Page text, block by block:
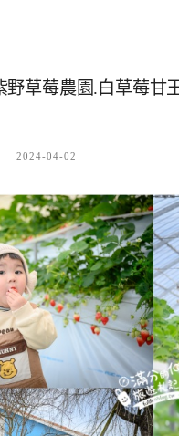
野草莓農園.白草莓
2024-04-02